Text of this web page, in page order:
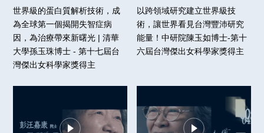
世界級的蛋白質解析技術，成
為全球第一個揭開失智症病
因，為治療帶來新曙光 | 清華
大學孫玉珠博士 - 第十七屆台
灣傑出女科學家獎得主
以跨領域研究建立世界級技
術，讓世界看見台灣豐沛研究
能量！中研院陳玉如博士-第十
六屆台灣傑出女科學家獎得主